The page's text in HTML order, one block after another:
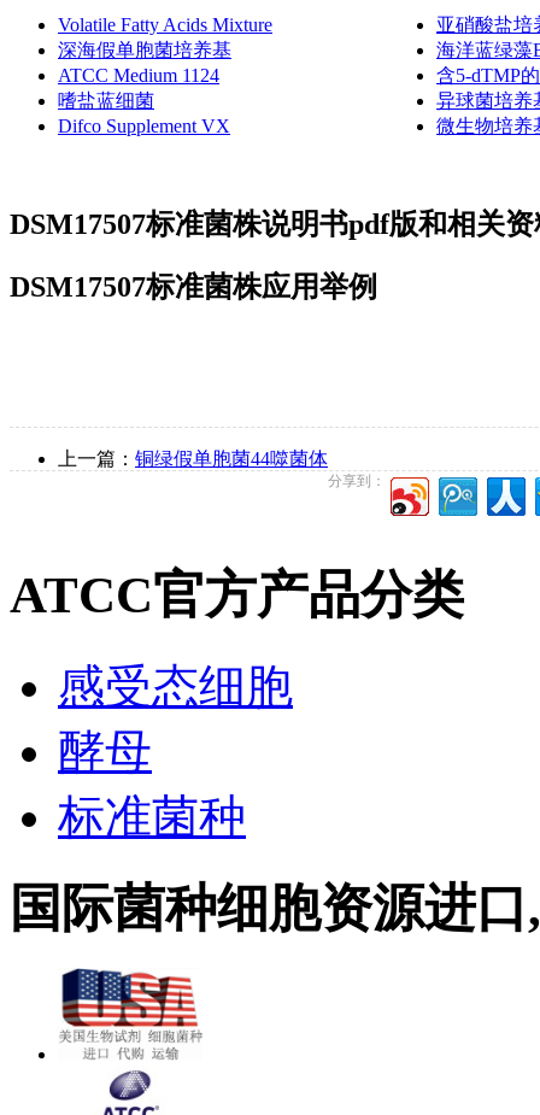
Volatile Fatty Acids Mixture
亚硝酸盐培
深海假单胞菌培养基
海洋蓝绿藻
ATCC Medium 1124
含5-dTMP
嗜盐蓝细菌
异球菌培养
Difco Supplement VX
微生物培养
DSM17507标准菌株说明书pdf版和相关
DSM17507标准菌株应用举例
上一篇： 铜绿假单胞菌44噬菌体
分享到：
ATCC官方产品分类
感受态细胞
酵母
标准菌种
国际菌种细胞资源进